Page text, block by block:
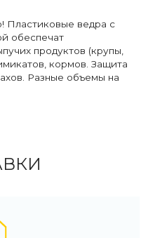
Пластиковые ведра с
обеспечат
продуктов (крупы,
кормов. Защита
Разные объемы на